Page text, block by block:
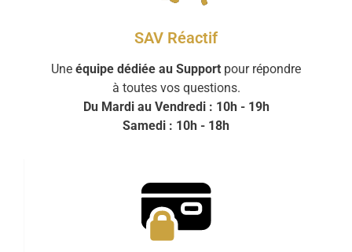
SAV Réactif
Une équipe dédiée au Support pour répondre
à toutes vos questions.
Du Mardi au Vendredi : 10h - 19h
Samedi : 10h - 18h